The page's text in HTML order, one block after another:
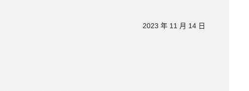
2023 年 11 月 14 日